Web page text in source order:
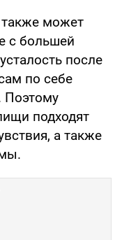
может
с большей
после
по себе
Поэтому
подходят
а также